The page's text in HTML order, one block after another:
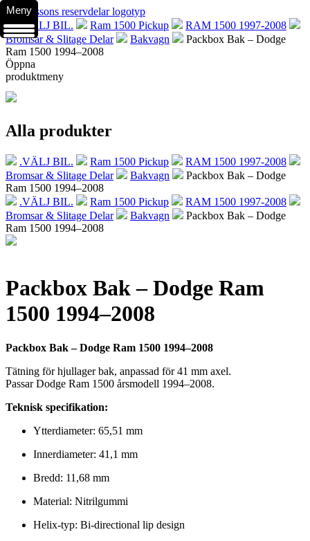
.VÄLJ BIL. Ram 1500 Pickup
RAM 1500 1997-2008
Bromsar & Slitage Delar
Bakvagn
Packbox Bak – Dodge
Ram 1500 1994–2008
Öppna
produktmeny
Alla produkter
.VÄLJ BIL. Ram 1500 Pickup
RAM 1500 1997-2008
Bromsar & Slitage Delar
Bakvagn
Packbox Bak – Dodge
Ram 1500 1994–2008
.VÄLJ BIL.
Ram 1500 Pickup
RAM 1500 1997-2008
Bromsar & Slitage Delar
Bakvagn
Packbox Bak – Dodge
Ram 1500 1994–2008
Packbox Bak – Dodge Ram
1500 1994–2008
ChatGPT
said:
Packbox Bak – Dodge Ram 1500 1994–2008
Tätning för hjullager bak, anpassad för 41 mm axel.
Passar Dodge Ram 1500 årsmodell 1994–2008.
Teknisk specifikation:
Ytterdiameter: 65,51 mm
Innerdiameter: 41,1 mm
Bredd: 11,68 mm
Material: Nitrilgummi
Helix-typ: Bi-directional lip design
Meny